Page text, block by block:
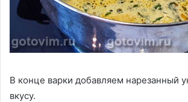
В конце варки добавляем нарезанный
вкусу.